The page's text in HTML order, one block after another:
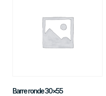
Barre ronde 30×55